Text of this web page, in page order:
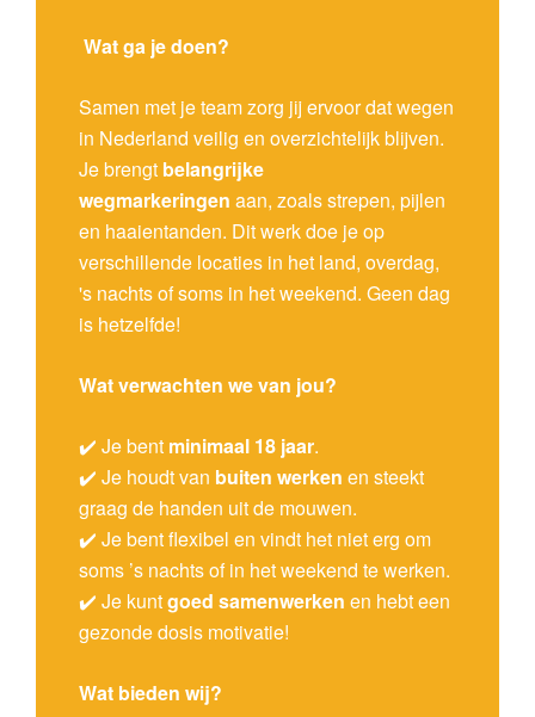
Wat ga je doen?
Samen met je team zorg jij ervoor dat wegen
in Nederland veilig en overzichtelijk blijven.
Je brengt belangrijke
wegmarkeringen aan, zoals strepen, pijlen
en haaientanden. Dit werk doe je op
verschillende locaties in het land, overdag,
's nachts of soms in het weekend. Geen dag
is hetzelfde!
Wat verwachten we van jou?
✔️ Je bent minimaal 18 jaar.
✔️ Je houdt van buiten werken en steekt
graag de handen uit de mouwen.
✔️ Je bent flexibel en vindt het niet erg om
soms ’s nachts of in het weekend te werken.
✔️ Je kuntgoed samenwerken en hebt een
gezonde dosis motivatie!
Wat bieden wij?